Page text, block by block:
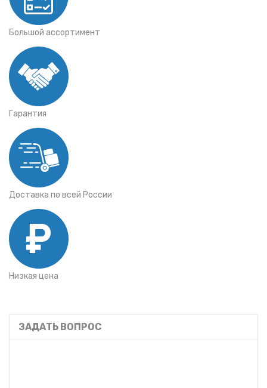
Большой ассортимент
Гарантия
Доставка по всей России
Низкая цена
ЗАДАТЬ ВОПРОС